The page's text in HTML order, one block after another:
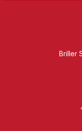
Briller